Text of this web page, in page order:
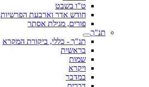
ט"ו בשבט
חודש אדר וארבעת הפרשיות
פורים, מגילת אסתר
תנ"ך
תנ"ך - כללי, ביקורת המקרא
בראשית
שמות
ויקרא
במדבר